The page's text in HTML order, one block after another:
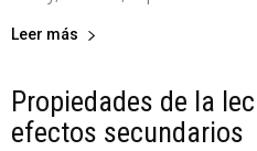
Leer más
Propiedades de la
efectos secundarios